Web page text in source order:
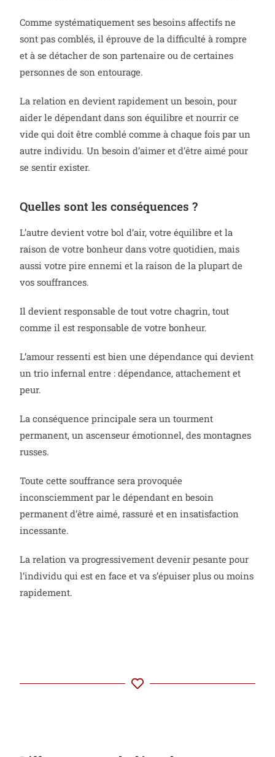
Comme systématiquement ses besoins affectifs ne
sont pas comblés, il éprouve de la difficulté à rompre
et à se détacher de son partenaire ou de certaines
personnes de son entourage.
La relation en devient rapidement un besoin, pour
aider le dépendant dans son équilibre et nourrir ce
vide qui doit être comblé comme à chaque fois par un
autre individu. Un besoin d’aimer et d’être aimé pour
se sentir exister.
Quelles sont les conséquences ?
L’autre devient votre bol d’air, votre équilibre et la
raison de votre bonheur dans votre quotidien, mais
aussi votre pire ennemi et la raison de la plupart de
vos souffrances.
Il devient responsable de tout votre chagrin, tout
comme il est responsable de votre bonheur.
L’amour ressenti est bien une dépendance qui devient
un trio infernal entre : dépendance, attachement et
peur.
La conséquence principale sera un tourment
permanent, un ascenseur émotionnel, des montagnes
russes.
Toute cette souffrance sera provoquée
inconsciemment par le dépendant en besoin
permanent d’être aimé, rassuré et en insatisfaction
incessante.
La relation va progressivement devenir pesante pour
l’individu qui est en face et va s’épuiser plus ou moins
rapidement.